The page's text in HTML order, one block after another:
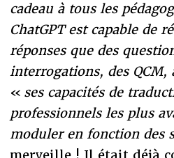
cadeau à tous les
ChatGPT est capable de
réponses que des
interrogations, des QCM,
« ses capacités de
professionnels les plus
moduler en fonction des